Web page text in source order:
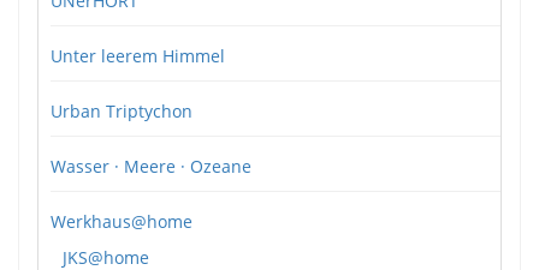
Unter leerem Himmel
Urban Triptychon
Wasser · Meere · Ozeane
Werkhaus@home
JKS@home